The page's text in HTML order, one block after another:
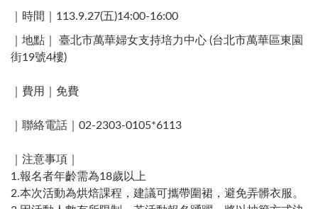
｜時間｜113.9.27(五)14:00-16:00
｜地點｜ 臺北市萬華婦女支持培力中心 (台北市萬華區東園
街19號4樓)​
｜費用｜免費
｜聯絡電話｜02-2303-0105*6113 ​
｜注意事項｜
1.報名者年齡需為18歲以上
2.本次活動為烘焙課程，建議可攜帶圍裙，避免弄髒衣服。